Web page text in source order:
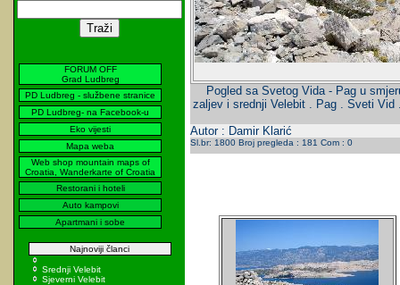
FORUM OFF
Grad Ludbreg
PD Ludbreg - službene stranice
PD Ludbreg- na Facebook-u
Eko vijesti
Mapa weba
Web shop mountain maps of
Croatia, Wanderkarte of Croatia
Restorani i hoteli
Auto kampovi
Apartmani i sobe
Najnoviji članci
Srednji Velebit
Sjeverni Velebit
Pogled sa Svetog Vida - Pag u
zaljev i srednji Velebit . Pag . Sveti Vid
Autor : Damir Klarić
Sl.br: 1800 Broj pregleda : 181 Com : 0